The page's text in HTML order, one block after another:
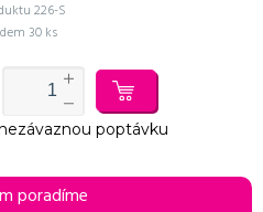
226-S
30 ks
poptávku
poradíme
Pokračovat v objednávce